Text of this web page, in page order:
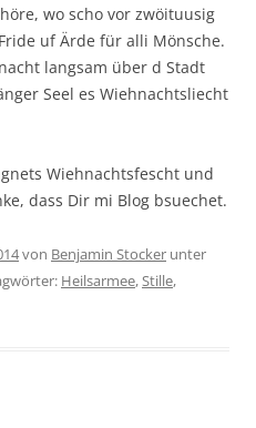
wo scho vor zwöituusig
uf Ärde für alli Mönsche.
langsam über d Stadt
Seel es Wiehnachtsliecht
Wiehnachtsfescht und
dass Dir mi Blog bsuechet.
von Benjamin Stocker unter
Heilsarmee,Stille,